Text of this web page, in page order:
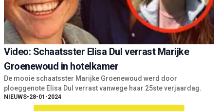
Video: Schaatsster Elisa Dul verrast Marijke
Groenewoud in hotelkamer
De mooie schaatsster Marijke Groenewoud werd door
ploeggenote Elisa Dul verrast vanwege haar 25ste verjaardag.
NIEUWS•28-01-2024